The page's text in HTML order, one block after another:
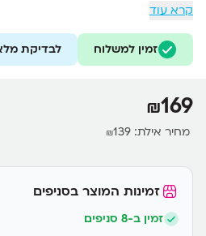
• שוליים מוגבהים להגנה נוספת על
• מגנטים מובנים לחיבור מהיר ל־MagSafe ואביזרים תואמים
קרא עוד
זמין למשלוח לבדיקת
₪169
מחיר אילת: ₪139
זמינות המוצר בסניפים
זמין ב-8 סניפים